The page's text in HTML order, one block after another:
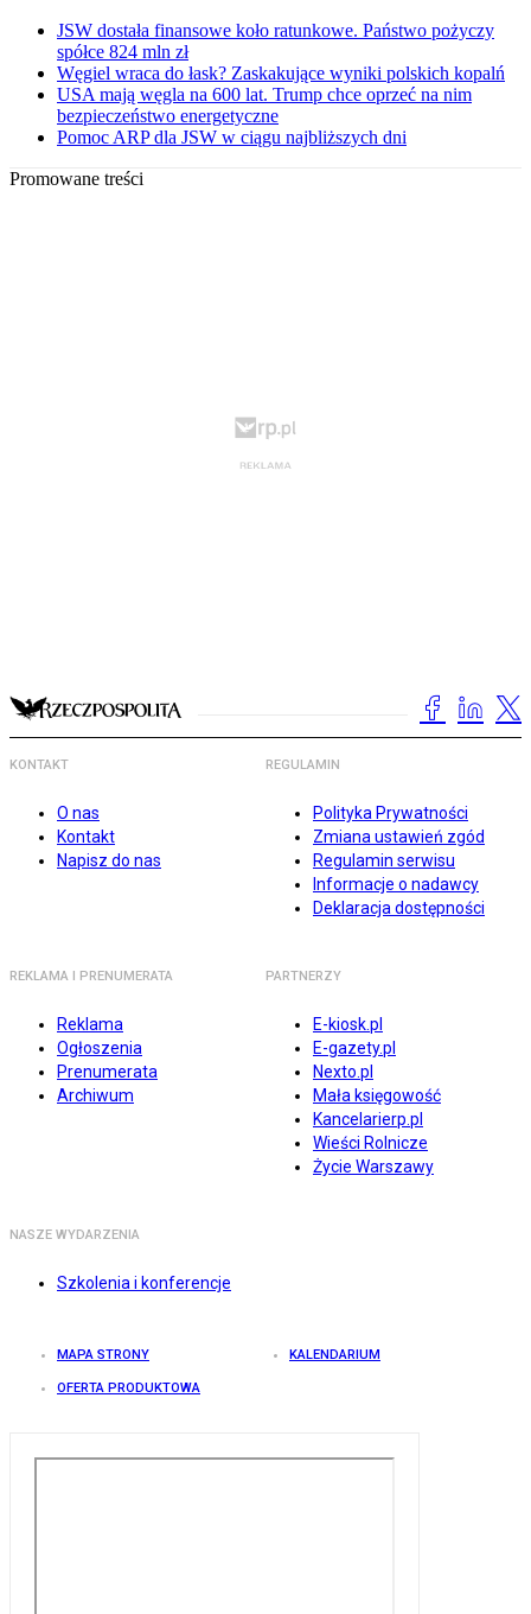
JSW dostała finansowe koło ratunkowe. Państwo pożyczy
spółce 824 mln zł
Węgiel wraca do łask? Zaskakujące wyniki polskich kopalń
USA mają węgla na 600 lat. Trump chce oprzeć na nim
bezpieczeństwo energetyczne
Pomoc ARP dla JSW w ciągu najbliższych dni
Promowane treści
KONTAKT
O nas
Kontakt
Napisz do nas
REGULAMIN
Polityka Prywatności
Zmiana ustawień zgód
Regulamin serwisu
Informacje o nadawcy
Deklaracja dostępności
REKLAMA I PRENUMERATA
Reklama
Ogłoszenia
Prenumerata
Archiwum
PARTNERZY
E-kiosk.pl
E-gazety.pl
Nexto.pl
Mała księgowość
Kancelarierp.pl
Wieści Rolnicze
Życie Warszawy
NASZE WYDARZENIA
Szkolenia i konferencje
MAPA STRONY KALENDARIUM
OFERTA PRODUKTOWA